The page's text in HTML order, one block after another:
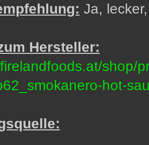
Ja,
Hersteller:
shop/
hot-